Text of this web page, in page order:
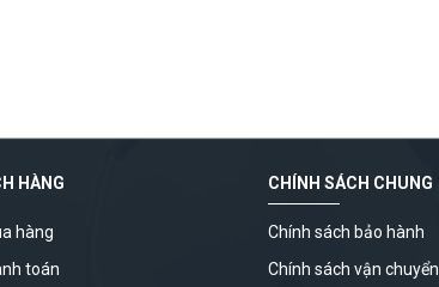
HÀNG
hàng
toán
CHÍNH SÁCH CHUNG
Chính sách bảo hành
Chính sách vận chuyển